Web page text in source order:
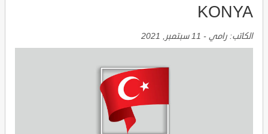
KONYA
الكاتب: رامي - 11 سبتمبر, 2021